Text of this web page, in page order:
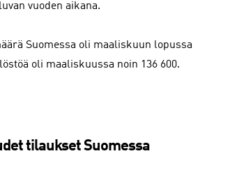
vuoden aikana.
Suomessa oli maaliskuun lopussa
oli maaliskuussa noin 136 600.
tilaukset Suomessa